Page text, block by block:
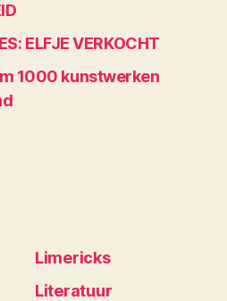
ELFJE VERKOCHT
1000 kunstwerken
Limericks
Literatuur